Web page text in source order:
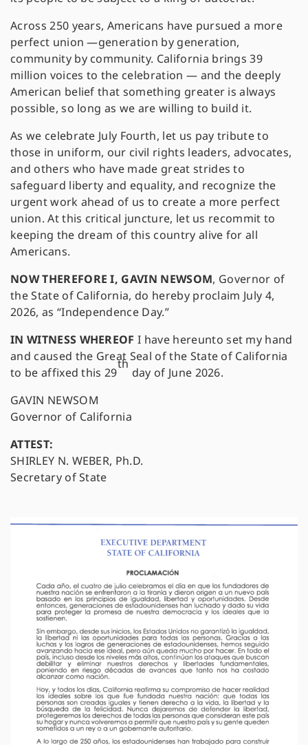
Across 250 years, Americans have pursued a more
perfect union —generation by generation,
community by community. California brings 39
million voices to the celebration — and the deeply
American belief that something greater is always
possible, so long as we are willing to build it.
As we celebrate July Fourth, let us pay tribute to
those in uniform, our civil rights leaders, advocates,
and others who have made great strides to
safeguard liberty and equality, and recognize the
urgent work ahead of us to create a more perfect
union. At this critical juncture, let us recommit to
keeping the dream of this country alive for all
Americans.
NOW THEREFORE I, GAVIN NEWSOM, Governor of
the State of California, do hereby proclaim July 4,
2026, as “Independence Day.”
IN WITNESS WHEREOF I have hereunto set my hand
and caused the Great Seal of the State of California
to be affixed this 29
th
day of June 2026.
GAVIN NEWSOM
Governor of California
ATTEST:
SHIRLEY N. WEBER, Ph.D.
Secretary of State